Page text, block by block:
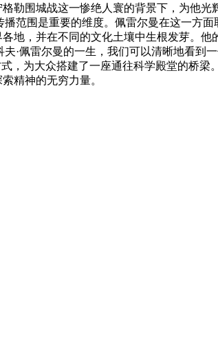
勒围城战这一惨绝人寰的背景下，为他
播范围是重要的维度。佩雷尔曼在这一方
地，并在不同的文化土壤中生根发芽。
·佩雷尔曼的一生，我们可以清晰地看
，为大众搭建了一座通往科学殿堂的桥
精神的无穷力量。